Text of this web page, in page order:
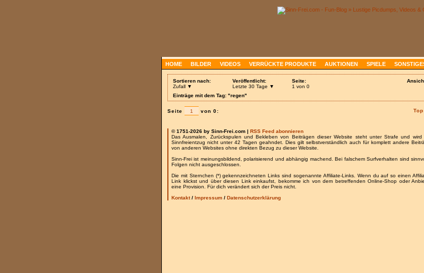
HOME BILDER VIDEOS VERRÜCKTE PRODUKTE AUKTIONEN SPIELE
Sortieren nach:
Zufall ▼
Veröffentlicht:
Letzte 30 Tage ▼
Seite:
1 von 0
Einträge mit dem Tag: "regen"
Seite von 0:
© 1751-2026 by Sinn-Frei.com | RSS Feed abonnieren
Das Ausmalen, Zurückspulen und Bekleben von Beiträgen dieser Website steht unter Strafe und wird
Sinnfreientzug nicht unter 42 Tagen geahndet. Dies gilt selbstverständlich auch für komplett andere
von anderen Websites ohne direkten Bezug zu dieser Website.
Sinn-Frei ist meinungsbildend, polarisierend und abhängig machend. Bei falschem Surfverhalten sind
Folgen nicht ausgeschlossen.
Die mit Sternchen (*) gekennzeichneten Links sind sogenannte Affiliate-Links. Wenn du auf so einen
Link klickst und über diesen Link einkaufst, bekomme ich von dem betreffenden Online-Shop oder
eine Provision. Für dich verändert sich der Preis nicht.
Kontakt/ Impressum / Datenschutzerklärung